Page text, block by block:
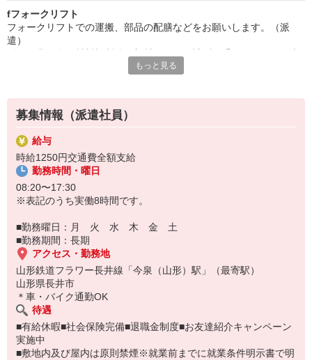
『テクノ・サービス』は、派遣業界大手スタッフサービスグルー
プです。
全国にあるお仕事の中から、一人ひとりのスキルや希望条件に応
じたお仕事をご案内します。
安全管理体制も万全ですので安心してご就業いただけます。
登録方法は、【オンライン】【電話】【登録会来場】の3つから
選べます♪
★★履歴書・証明写真は不要！★★
また、ご登録済の方はお仕事の紹介がスムーズです。
ご応募お待ちしています。
fフォークリフト
フォークリフトでの運搬、部品の配膳などをお願いします。（派
遣）
もっと見る
募集情報（派遣社員）
給与
時給1250円交通費全額支給
勤務時間・曜日
08:20〜17:30
※表記のうち実働8時間です。
■勤務曜日：月 火 水 木 金 土
■勤務期間：長期
アクセス・勤務地
山形鉄道フラワー長井線「今泉（山形）駅」（最寄駅）
山形県長井市
＊車・バイク通勤OK
待遇
■有給休暇■社会保険完備■退職金制度■お友達紹介キャンペーン
実施中
■敷地内及び屋内は原則禁煙※就業前までに就業条件明示書で明